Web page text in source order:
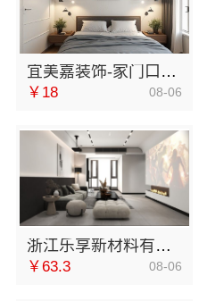
宜美嘉装饰-家门口室内装修免费量房
￥18 08-06
浙江乐享新材料有限公司新房装修报价
￥63.3 08-06